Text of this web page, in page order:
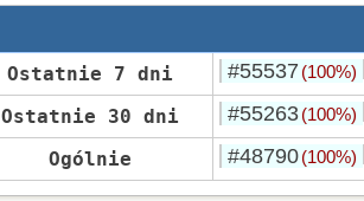
Ostatnie 7 dni
#55537 (100%)
Ostatnie 30 dni #55263 (100%)
Ogólnie #48790 (100%)